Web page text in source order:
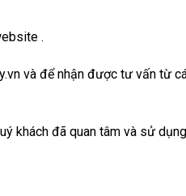
.
và để nhận được tư vấn từ
khách đã quan tâm và sử